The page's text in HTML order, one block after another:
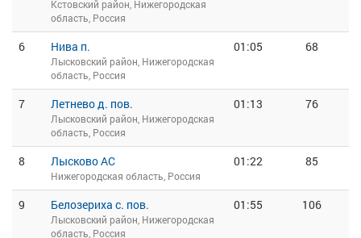
Кстовский район, Нижегородская
область, Россия
6 Нива п.
Лысковский район, Нижегородская
область, Россия
01:05 68
7 Летнево д. пов.
Лысковский район, Нижегородская
область, Россия
01:13 76
8 Лысково АС
Нижегородская область, Россия
01:22 85
9 Белозериха с. пов.
Лысковский район, Нижегородская
область, Россия
01:55 106